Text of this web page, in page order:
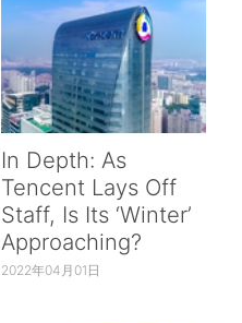
In Depth: As
Tencent Lays Off
Staff, Is Its ‘Winter’
Approaching?
2022年04月01日